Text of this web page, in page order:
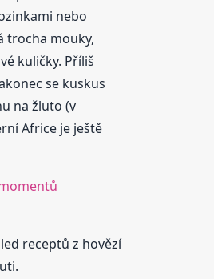
nebo
trocha mouky,
kuličky. Příliš
se kuskus
na žluto (v
Africe je ještě
receptů z hovězí